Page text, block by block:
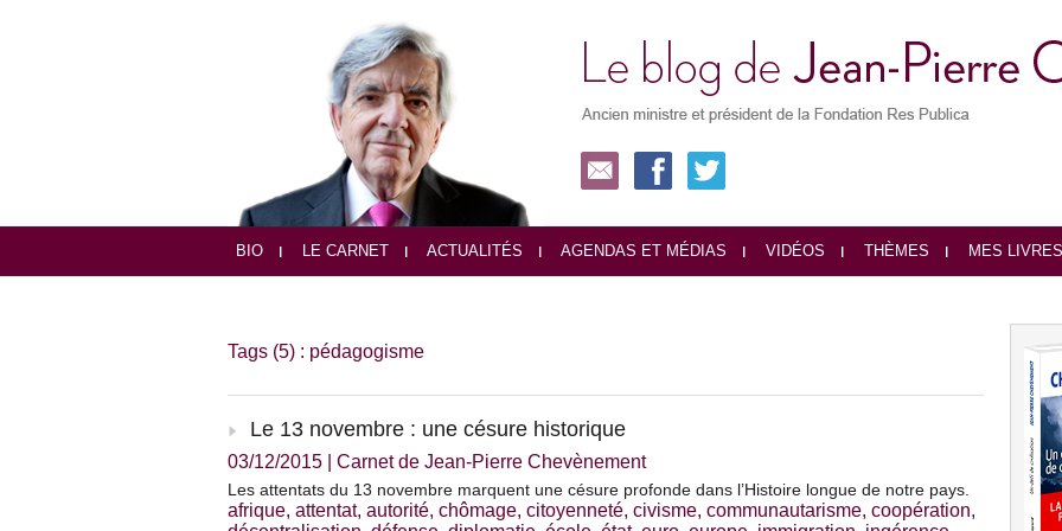
BIO LE CARNET ACTUALITÉS AGENDAS ET MÉDIAS VIDÉOS THÈMES MES LIVRES
Tags (5) : pédagogisme
Le 13 novembre : une césure historique
03/12/2015 Carnet de Jean-Pierre Chevènement
Les attentats du 13 novembre marquent une césure profonde dans l’Histoire longue de notre pays.
afrique, attentat, autorité, chômage, citoyenneté, civisme, communautarisme, coopération,